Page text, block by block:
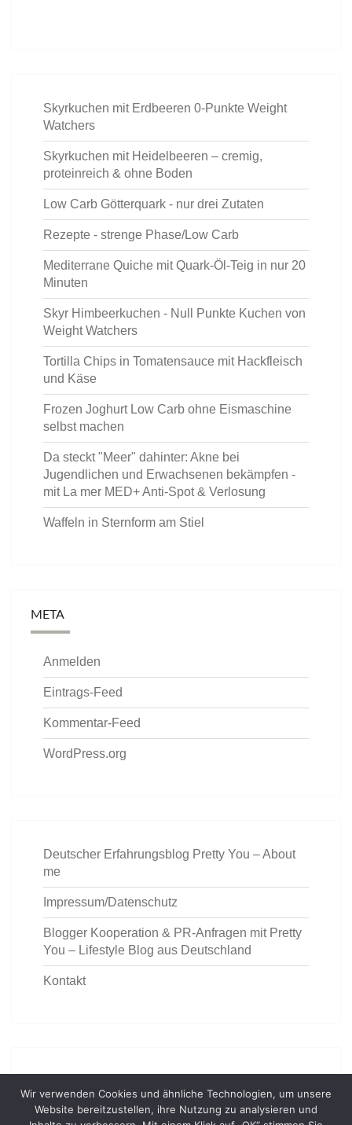
Skyrkuchen mit Erdbeeren 0-Punkte Weight
Watchers
Skyrkuchen mit Heidelbeeren – cremig,
proteinreich & ohne Boden
Low Carb Götterquark - nur drei Zutaten
Rezepte - strenge Phase/Low Carb
Mediterrane Quiche mit Quark-Öl-Teig in nur 20
Minuten
Skyr Himbeerkuchen - Null Punkte Kuchen von
Weight Watchers
Tortilla Chips in Tomatensauce mit Hackfleisch
und Käse
Frozen Joghurt Low Carb ohne Eismaschine
selbst machen
Da steckt "Meer" dahinter: Akne bei
Jugendlichen und Erwachsenen bekämpfen -
mit La mer MED+ Anti-Spot & Verlosung
Waffeln in Sternform am Stiel
META
Anmelden
Eintrags-Feed
Kommentar-Feed
WordPress.org
Deutscher Erfahrungsblog Pretty You – About
me
Impressum/Datenschutz
Blogger Kooperation & PR-Anfragen mit Pretty
You – Lifestyle Blog aus Deutschland
Kontakt
Wir verwenden Cookies und ähnliche Technologien, um unsere
Website bereitzustellen, ihre Nutzung zu analysieren und